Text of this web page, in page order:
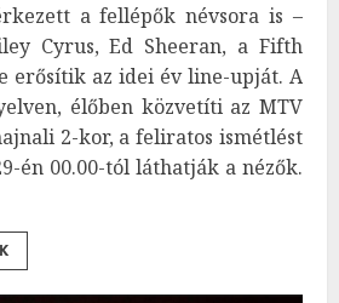
a fellépők névsora is –
Cyrus, Ed Sheeran, a Fifth
erősítik az idei év line-upját. A
élőben közvetíti az MTV
2-kor, a feliratos ismétlést
én 00.00-tól láthatják a nézők.